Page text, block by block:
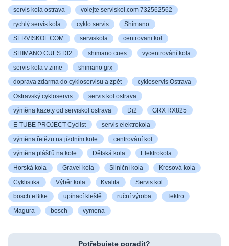
servis kola ostrava volejte serviskol.com 732562562
rychlý servis kola cyklo servis Shimano
SERVISKOL.COM serviskola centrovani kol
SHIMANO CUES DI2 shimano cues vycentrování kola
servis kola v zime shimano grx
doprava zdarma do cykloservisu a zpět cykloservis Ostrava
Ostravský cykloservis servis kol ostrava
výměna kazety od serviskol ostrava Di2 GRX RX825
E-TUBE PROJECT Cyclist servis elektrokola
výměna řetězu na jízdním kole centrování kol
výměna plášťů na kole Dětská kola Elektrokola
Horská kola Gravel kola Silniční kola Krosová kola
Cyklistika Výběr kola Kvalita Servis kol
bosch eBike upínací kleště ruční výroba Tektro
Magura bosch vymena
Potřebujete poradit?